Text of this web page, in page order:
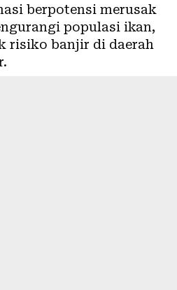
berpotensi merusak
populasi ikan,
risiko banjir di daerah